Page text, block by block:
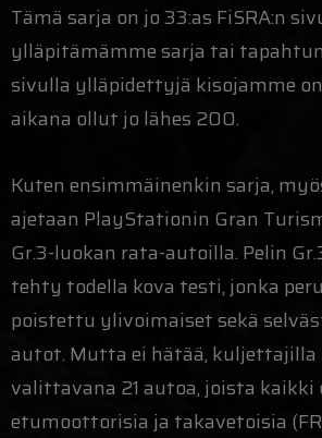
Tämä sarja on jo 33:as FiSRA:n
ylläpitämämme sarja tai
sivulla ylläpidettyjä kisojamme
aikana ollut jo lähes 200.
Kuten ensimmäinenkin sarja,
ajetaan PlayStationin Gran
Gr.3-luokan rata-autoilla. Pelin
tehty todella kova testi, jonka
poistettu ylivoimaiset sekä
autot. Mutta ei hätää, kuljettajilla
valittavana 21 autoa, joista kaikki
etumoottorisia ja takavetoisia